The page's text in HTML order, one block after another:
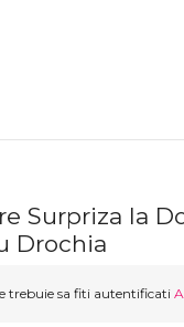
Surpriza la
Drochia
trebuie sa fiti autentificati